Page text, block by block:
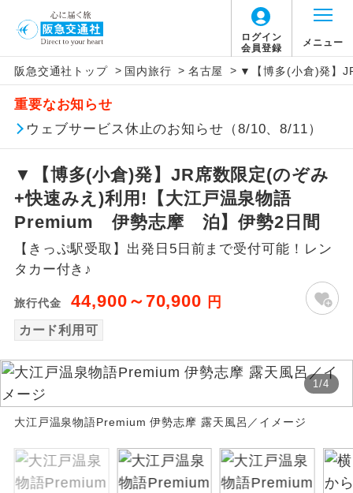
ログイン
会員登録
メニュー
阪急交通社トップ > 国内旅行 > 名古屋 > ▼【博多(小倉)発】
重要なお知らせ
ウェブサービス休止のお知らせ（8/10、8/11）
▼【博多(小倉)発】JR席数限定(のぞみ
+快速みえ)利用!【大江戸温泉物語
Premium 伊勢志摩 泊】伊勢2日間
【きっぷ駅受取】出発日5日前まで受付可能！レン
タカー付き♪
旅行代金 44,900～70,900 円
カード利用可
1/4
大江戸温泉物語Premium 伊勢志摩 露天風呂／イメージ
アイコン 説明
添乗員同行
往路出発空港（駅）から復路到着空港
（駅）まで同行します。
現地添乗員同
行
現地到着空港（駅）から最終日出発空港
（駅）まで添乗員が同行します。
バスガイド乗
務
バスガイドが乗務し、車内での観光案内
があります。
世界遺産
絶景 絶景スポットに立ち寄るコースです。
温泉 温泉地にも宿泊するコースです。
ご宿泊ホテルに露天風呂が付いていま
す。